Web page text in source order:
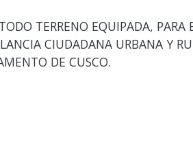
TERRENO EQUIPADA, PARA
CIUDADANA URBANA Y
DE CUSCO.